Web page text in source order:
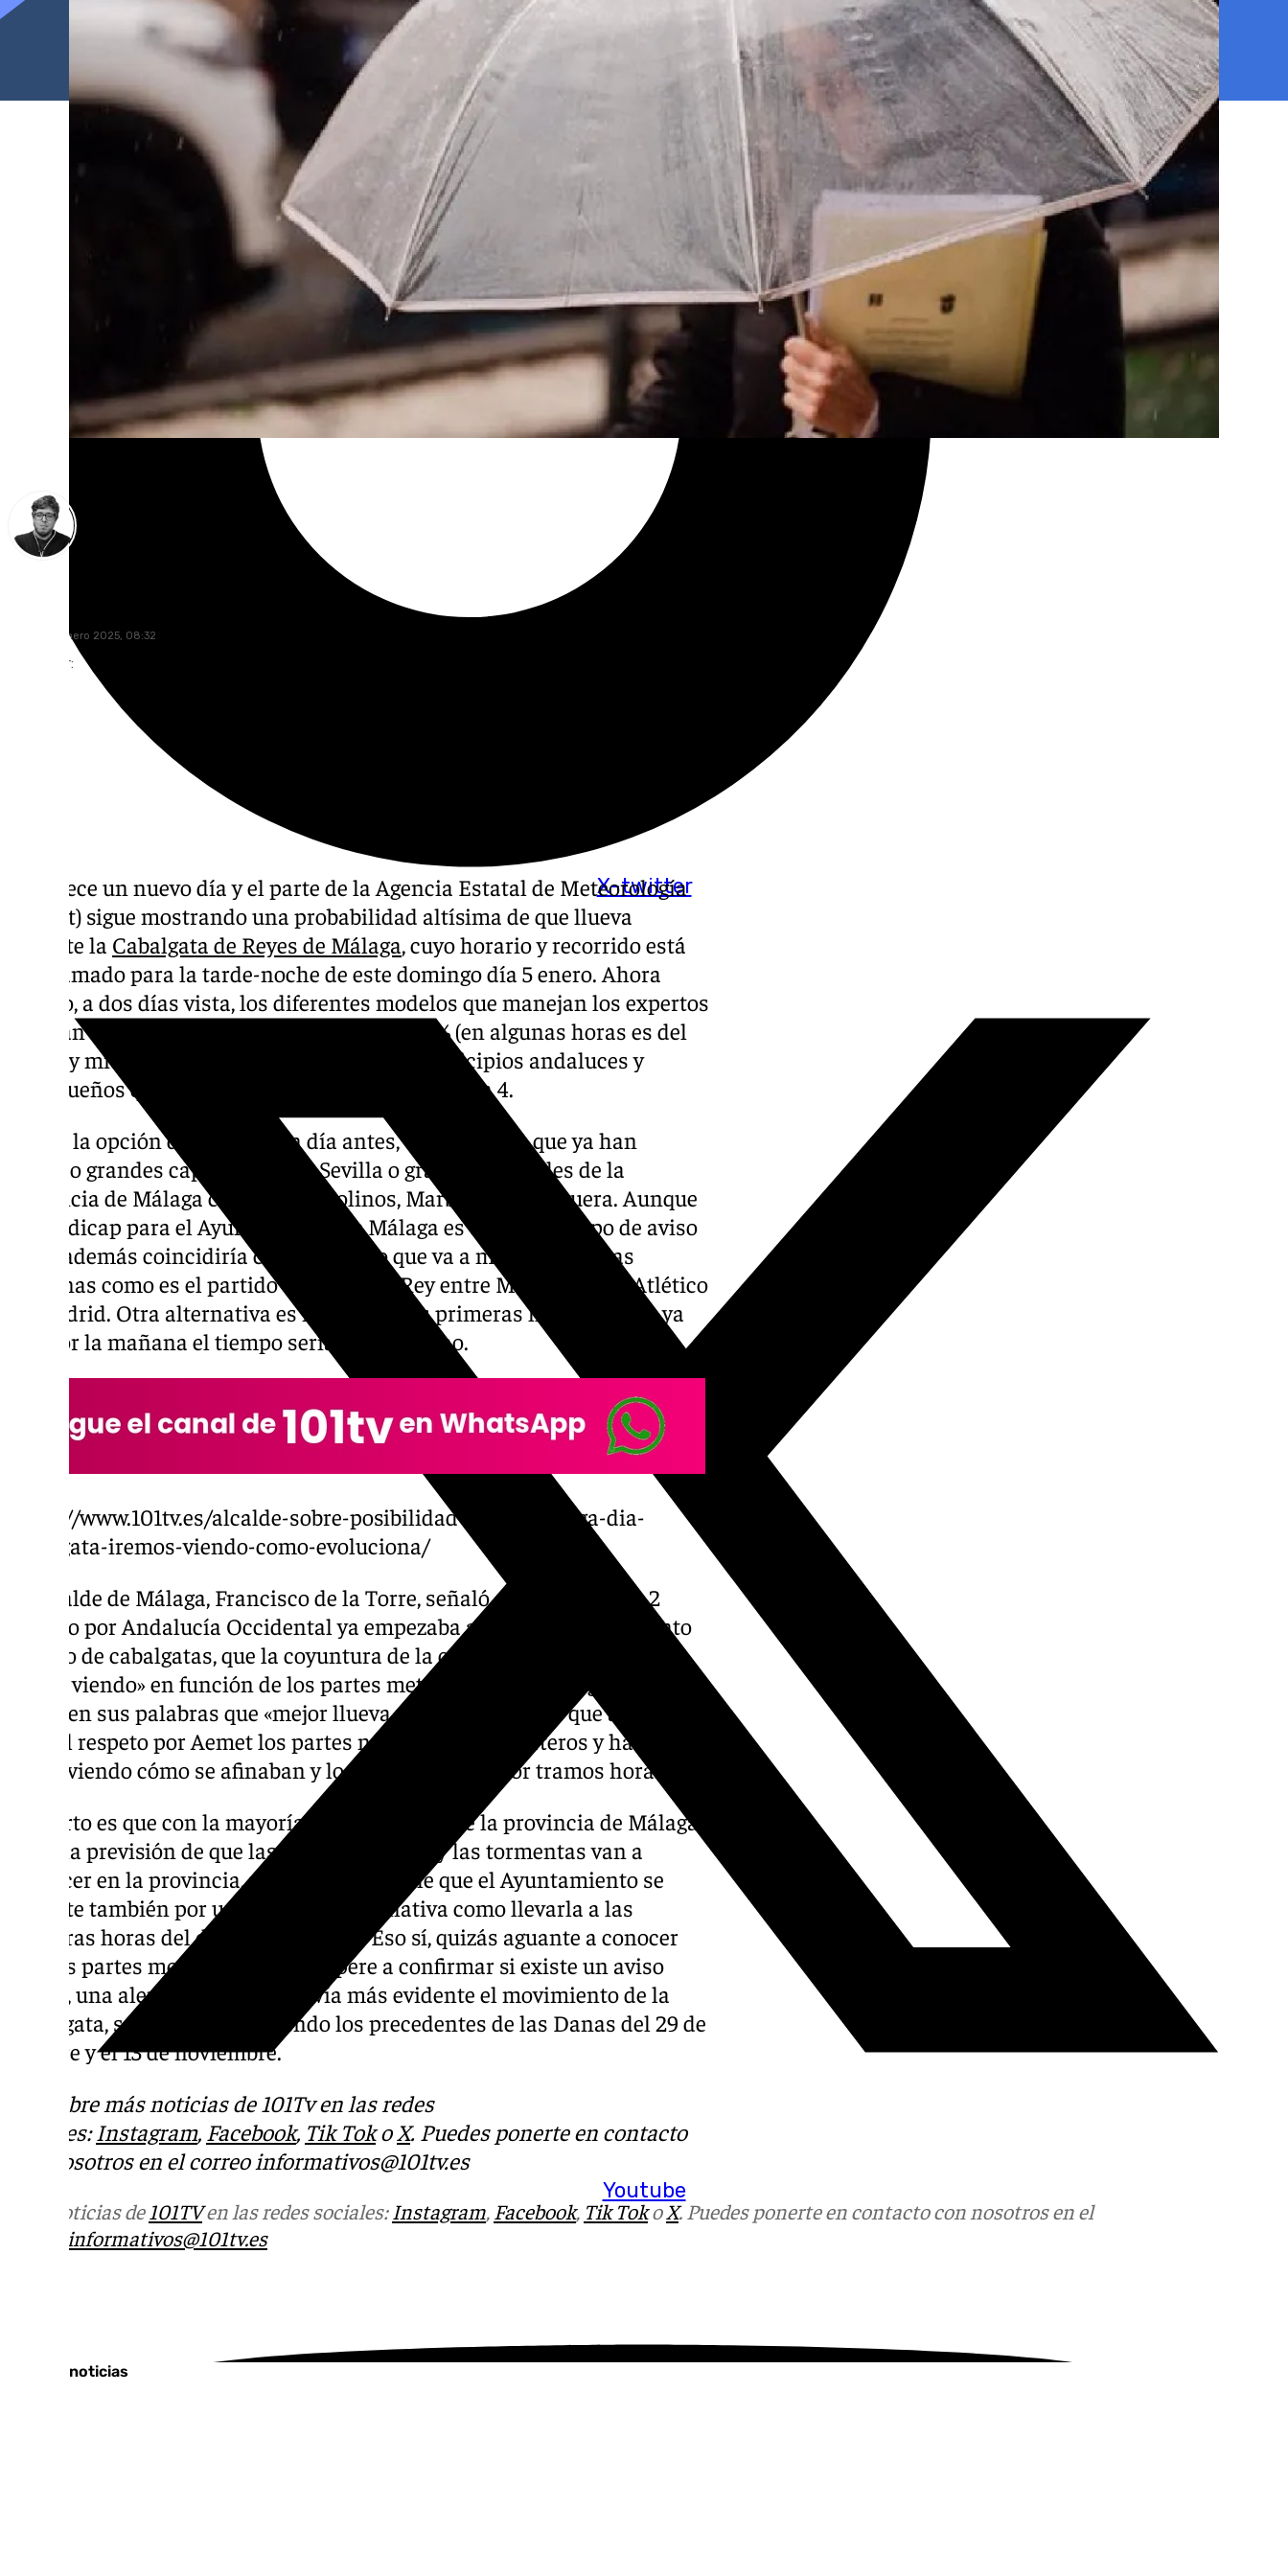
X-twitter
Youtube
viernes, 3 enero 2025, 08:32
Compartir:
Amanece un nuevo día y el parte de la Agencia Estatal de Meteorología
(Aemet) sigue mostrando una probabilidad altísima de que llueva
durante la Cabalgata de Reyes de Málaga, cuyo horario y recorrido está
programado para la tarde-noche de este domingo día 5 enero. Ahora
mismo, a dos días vista, los diferentes modelos que manejan los expertos
señalan una posibilidad de que llueva del 90% (en algunas horas es del
100%) y mientras tanto ya hay numerosos municipios andaluces y
malagueños que han optado por adelantarla al día 4.
Existe la opción de atraerla un día antes, una decisión que ya han
tomado grandes capitales como Sevilla o grandes ciudades de la
provincia de Málaga como Torremolinos, Marbella o Antequera. Aunque
el hándicap para el Ayuntamiento de Málaga es el corto tiempo de aviso
y que además coincidiría con un evento que va a mover a muchas
personas como es el partido de Copa del Rey entre Marbella FC y Atlético
de Madrid. Otra alternativa es moverla a las primeras horas del día, ya
que por la mañana el tiempo sería más benigno.
https://www.101tv.es/alcalde-sobre-posibilidad-lluvia-malaga-dia-
cabalgata-iremos-viendo-como-evoluciona/
El alcalde de Málaga, Francisco de la Torre, señaló este pasado día 2
cuando por Andalucía Occidental ya empezaba a conocerse el adelanto
masivo de cabalgatas, que la coyuntura de la capital de la Costa del Sol
era «ir viendo» en función de los partes meteorológicos. El regidor, que
deseo en sus palabras que «mejor llueva otro día», aseguró que a pesar de
todo el respeto por Aemet los partes no siempre son certeros y habría
que ir viendo cómo se afinaban y lo que apuntaban por tramos horarios.
Lo cierto es que con la mayoría de municipios de la provincia de Málaga
y con la previsión de que las precipitaciones y las tormentas van a
aparecer en la provincia, parece muy posible que el Ayuntamiento se
decante también por una solución alternativa como llevarla a las
primeras horas del día para prevenir. Eso sí, quizás aguante a conocer
nuevos partes meteorológicos y espere a confirmar si existe un aviso
oficial, una alerta que haga todavía más evidente el movimiento de la
Cabalgata, sobre todo conociendo los precedentes de las Danas del 29 de
octubre y el 13 de noviembre.
Descubre más noticias de 101Tv en las redes
sociales: Instagram, Facebook, Tik Toko X. Puedes ponerte en contacto
con nosotros en el correo informativos@101tv.es
Más noticias de 101TVen las redes sociales: Instagram, Facebook, Tik TokoX. Puedes ponerte en contacto con nosotros en el
informativos@101tv.es
Últimas noticias